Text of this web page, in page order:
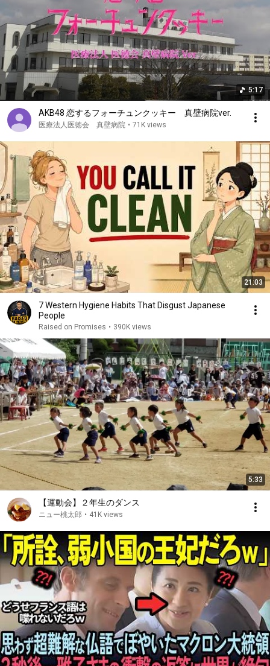
5:17
AKB48 恋するフォーチュンクッキー 真壁病院ver.
医療法人医徳会 真壁病院 • 71K views
21:03
7 Western Hygiene Habits That Disgust Japanese
People
Raised on Promises • 390K views
5:33
【運動会】２年生のダンス
ニュー桃太郎 • 41K views